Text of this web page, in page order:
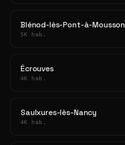
Blénod-lès-Pont-à-Mousson
5K hab.
Écrouves
4K hab.
Saulxures-lès-Nancy
4K hab.